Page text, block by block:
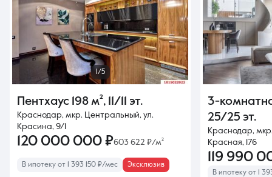
1/5
Пентхаус 198 м², 11/11 эт.
Краснодар, мкр. Центральный, ул.
Красина, 9/1
120 000 000 ₽603 622 ₽/м²
В ипотеку от 1 393 150 ₽/мес Эксклюзив
3-
25/25 эт.
Краснодар,
Красная, 176
119 990
В ипотеку от 1